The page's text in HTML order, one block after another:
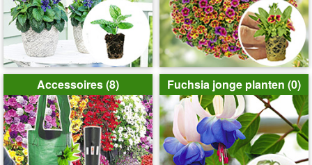
Accessoires (8) Fuchsia jonge planten (0)